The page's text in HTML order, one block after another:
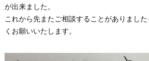
が出来ました。
これから先またご相談することがありまし
くお願いいたします。